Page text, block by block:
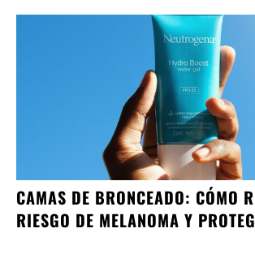
CAMAS DE BRONCEADO: CÓMO
RIESGO DE MELANOMA Y